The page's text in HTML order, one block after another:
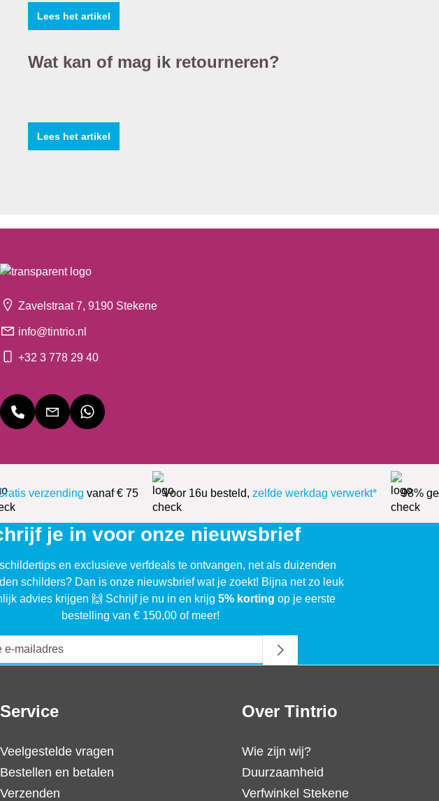
Lees het artikel
Wat kan of mag ik retourneren?
Lees het artikel
Zavelstraat 7, 9190 Stekene
info@tintrio.nl
+32 3 778 29 40
verzending vanaf € 75 Voor 16u besteld, zelfde werkdag verwerkt* 98%
je in voor onze nieuwsbrief
en exclusieve verfdeals te ontvangen, net als duizenden
schilders? Dan is onze nieuwsbrief wat je zoekt! Bijna net zo leuk
advies krijgen 🙌 Schrijf je nu in en krijg5% korting op je eerste
bestelling van € 150,00 of meer!
Service
Veelgestelde vragen
Bestellen en betalen
Verzenden
Over Tintrio
Wie zijn wij?
Duurzaamheid
Verfwinkel Stekene